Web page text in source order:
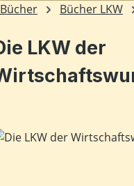
Bücher Bücher LKW
LKW der
überspringen